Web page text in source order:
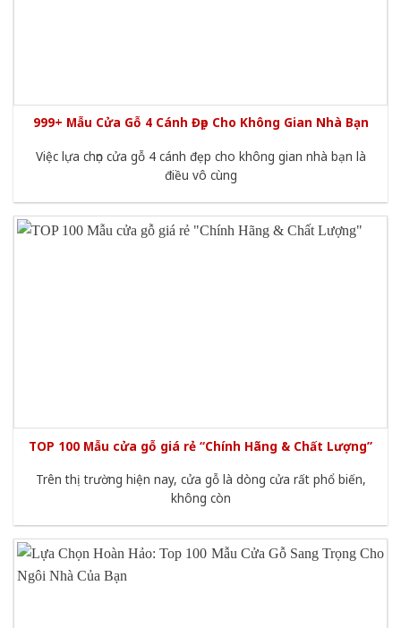
999+ Mẫu Cửa Gỗ 4 Cánh Đẹp Cho Không Gian Nhà Bạn
Việc lựa chọn cửa gỗ 4 cánh đẹp cho không gian nhà bạn là
điều vô cùng
TOP 100 Mẫu cửa gỗ giá rẻ “Chính Hãng & Chất Lượng”
Trên thị trường hiện nay, cửa gỗ là dòng cửa rất phổ biến,
không còn